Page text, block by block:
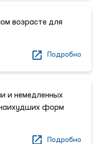
возрасте для
Подробно
и немедленных
форм
Подробно